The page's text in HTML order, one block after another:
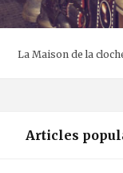
PEINTRES DE LA VALLÉE
JANVIER 2022
La Maison de la
Articles